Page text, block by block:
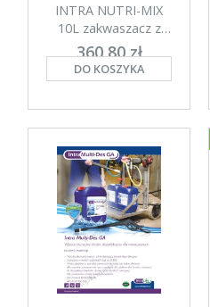
INTRA NUTRI-MIX
10L zakwaszacz z
miedzią i cynkiem do
podawania od
pierwszych dni życia
360,80 zł
netto: 334,07 zł
DO KOSZYKA